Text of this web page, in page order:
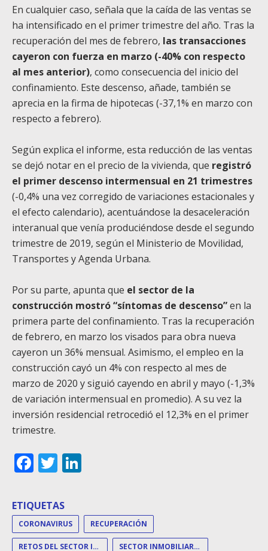
En cualquier caso, señala que la caída de las ventas se
ha intensificado en el primer trimestre del año. Tras la
recuperación del mes de febrero, las transacciones
cayeron con fuerza en marzo (-40% con respecto
al mes anterior), como consecuencia del inicio del
confinamiento. Este descenso, añade, también se
aprecia en la firma de hipotecas (-37,1% en marzo con
respecto a febrero).
Según explica el informe, esta reducción de las ventas
se dejó notar en el precio de la vivienda, que registró
el primer descenso intermensual en 21 trimestres
(-0,4% una vez corregido de variaciones estacionales y
el efecto calendario), acentuándose la desaceleración
interanual que venía produciéndose desde el segundo
trimestre de 2019, según el Ministerio de Movilidad,
Transportes y Agenda Urbana.
Por su parte, apunta que el sector de la
construcción mostró “síntomas de descenso”en la
primera parte del confinamiento. Tras la recuperación
de febrero, en marzo los visados para obra nueva
cayeron un 36% mensual. Asimismo, el empleo en la
construcción cayó un 4% con respecto al mes de
marzo de 2020 y siguió cayendo en abril y mayo (-1,3%
de variación intermensual en promedio). A su vez la
inversión residencial retrocedió el 12,3% en el primer
trimestre.
Facebook
Twitter
ETIQUETAS
CORONAVIRUS RECUPERACIÓN
RETOS DEL SECTOR INMOBILIARIO SECTOR INMOBILIARIO